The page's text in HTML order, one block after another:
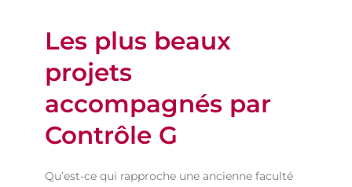
Les plus beaux
projets
accompagnés par
Contrôle G
Qu’est-ce qui rapproche une ancienne faculté